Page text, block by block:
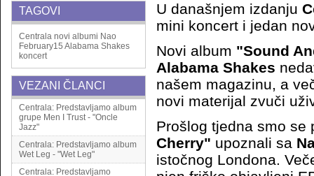
TAGOVI
Centrala novi albumi Nao
February15 Alabama Shakes
koncert
VEZANI ČLANCI
Centrala: Predstavljamo album
grupe Men I Trust - "Oncle
Jazz"
Centrala: Predstavljamo album
Wet Leg - "Wet Leg"
Centrala: Predstavljamo
U današnjem izdanju
mini koncert i jedan
Novi album "Sound
Alabama Shakes
našem magazinu, a
novi materijal zvuči
Prošlog tjedna smo
Cherry" upoznali sa
istočnog Londona.